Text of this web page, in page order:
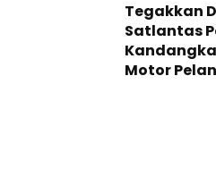
Tegakkan
Satlantas
Motor